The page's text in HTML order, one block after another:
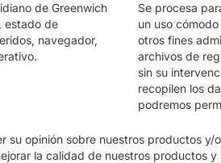
de Greenwich
estado de
navegador,
Se procesa
un uso
otros fines
archivos de
sin su
recopilen los
podremos
opinión sobre nuestros productos
la calidad de nuestros productos